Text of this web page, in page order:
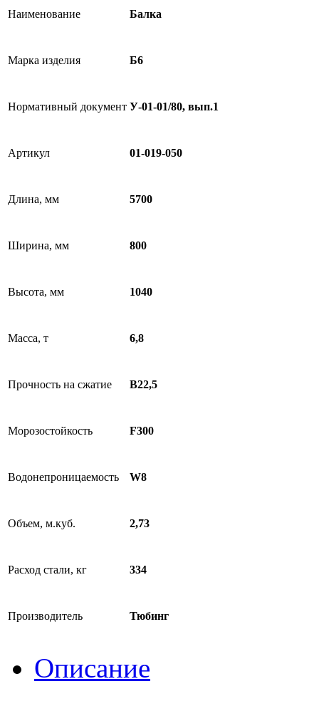
Наименование Балка
Марка изделия Б6
Нормативный документ У-01-01/80, вып.1
Артикул 01-019-050
Длина, мм 5700
Ширина, мм 800
Высота, мм 1040
Масса, т 6,8
Прочность на сжатие B22,5
Морозостойкость F300
Водонепроницаемость W8
Объем, м.куб. 2,73
Расход стали, кг 334
Производитель Тюбинг
Описание